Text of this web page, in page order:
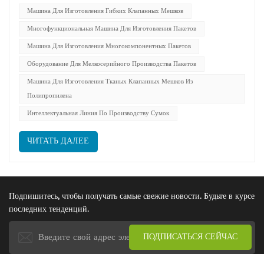
промышленности, таких как цементная, химическая, зерновая
и минеральная, структура заказов быстро смещается в с...
Машина Для Изготовления Гибких Клапанных Мешков
Многофункциональная Машина Для Изготовления Пакетов
Машина Для Изготовления Многокомпонентных Пакетов
Оборудование Для Мелкосерийного Производства Пакетов
Машина Для Изготовления Тканых Клапанных Мешков Из
Полипропилена
Интеллектуальная Линия По Производству Сумок
ЧИТАТЬ ДАЛЕЕ
Подпишитесь, чтобы получать самые свежие новости. Будьте в курсе
последних тенденций.